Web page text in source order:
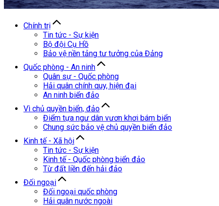
Chính trị
Tin tức - Sự kiện
Bộ đội Cụ Hồ
Bảo vệ nền tảng tư tưởng của Đảng
Quốc phòng - An ninh
Quân sự - Quốc phòng
Hải quân chính quy, hiện đại
An ninh biển đảo
Vì chủ quyền biển, đảo
Điểm tựa ngư dân vươn khơi bám biển
Chung sức bảo vệ chủ quyền biển đảo
Kinh tế - Xã hội
Tin tức - Sự kiện
Kinh tế - Quốc phòng biển đảo
Từ đất liền đến hải đảo
Đối ngoại
Đối ngoại quốc phòng
Hải quân nước ngoài